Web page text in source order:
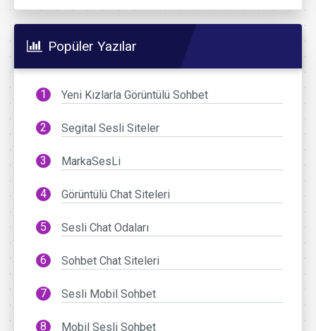
Popüler Yazılar
Yeni Kızlarla Görüntülü Sohbet
Segital Sesli Siteler
MarkaSesLi
Görüntülü Chat Siteleri
Sesli Chat Odaları
Sohbet Chat Siteleri
Sesli Mobil Sohbet
Mobil Sesli Sohbet